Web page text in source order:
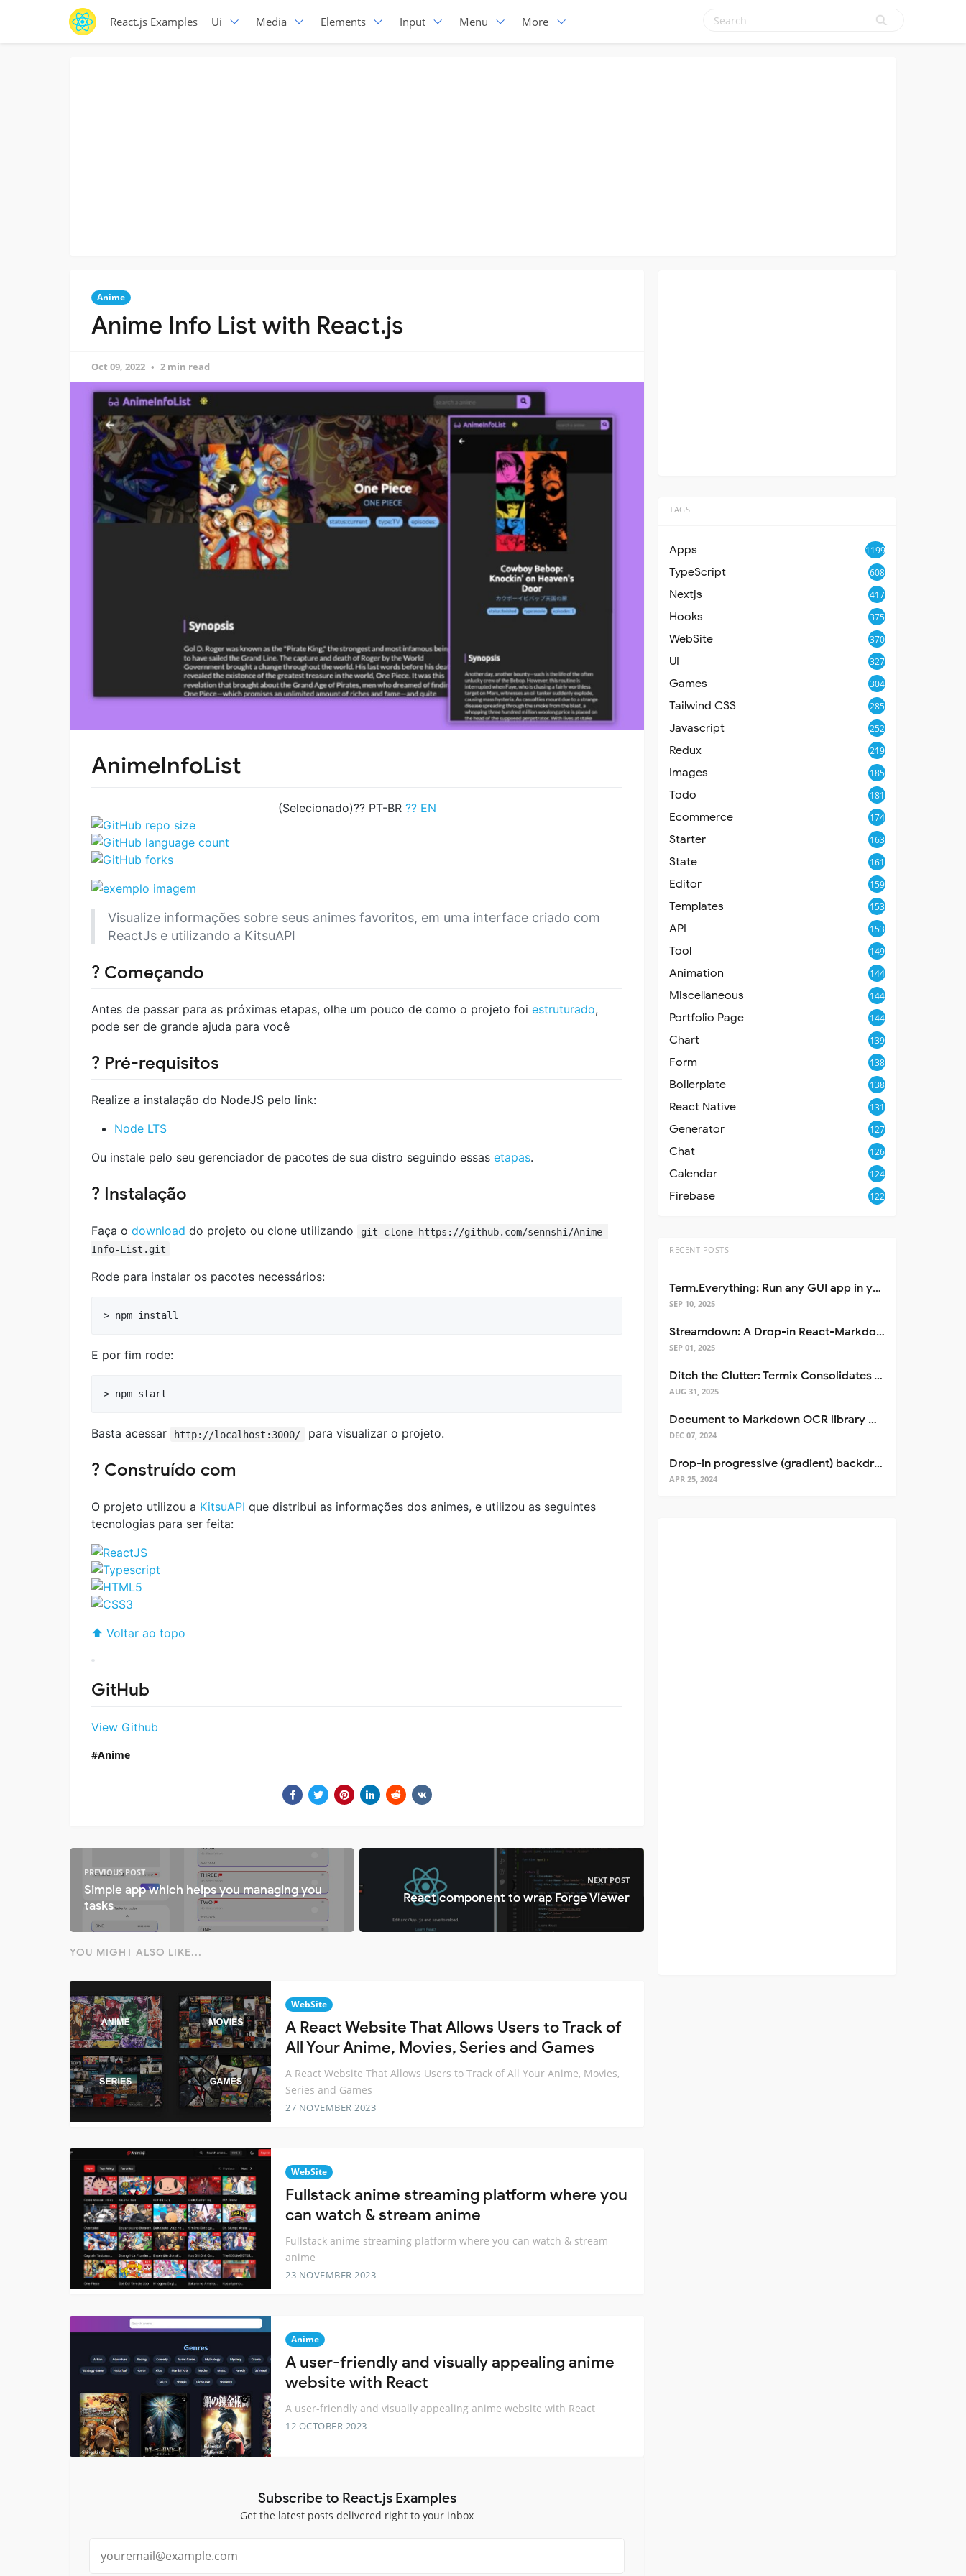
React.js Examples Ui Media Elements Input Menu More
Anime
Anime Info List with React.js
Oct 09, 2022 2 min read
AnimeInfoList
(Selecionado)?? PT-BR ?? EN
Visualize informações sobre seus animes favoritos, em uma interface criado com
ReactJs e utilizando a KitsuAPI
? Começando
Antes de passar para as próximas etapas, olhe um pouco de como o projeto foi estruturado,
pode ser de grande ajuda para você
? Pré-requisitos
Realize a instalação do NodeJS pelo link:
Node LTS
Ou instale pelo seu gerenciador de pacotes de sua distro seguindo essas etapas.
? Instalação
Faça o download do projeto ou clone utilizando
git clone https://github.com/sennshi/Anime-
Info-List.git
Rode para instalar os pacotes necessários:
E por fim rode:
Basta acessar http://localhost:3000/ para visualizar o projeto.
?️ Construído com
O projeto utilizou a KitsuAPI que distribui as informações dos animes, e utilizou as seguintes
tecnologias para ser feita:
⬆ Voltar ao topo
GitHub
View Github
Anime
PREVIOUS POST
Simple app which helps you managing you
tasks
NEXT POST
React component to wrap Forge Viewer
YOU MIGHT ALSO LIKE...
WebSite
A React Website That Allows Users to Track of
All Your Anime, Movies, Series and Games
A React Website That Allows Users to Track of All Your Anime, Movies,
Series and Games
27 NOVEMBER 2023
WebSite
Fullstack anime streaming platform where you
can watch & stream anime
Fullstack anime streaming platform where you can watch & stream
anime
23 NOVEMBER 2023
Anime
A user-friendly and visually appealing anime
website with React
A user-friendly and visually appealing anime website with React
12 OCTOBER 2023
Subscribe to React.js Examples
Get the latest posts delivered right to your inbox
TAGS
Apps 1199
TypeScript 608
Nextjs 417
Hooks 375
WebSite 370
UI 327
Games 304
Tailwind CSS 285
Javascript 252
Redux 219
Images 185
Todo 181
Ecommerce 174
Starter 163
State 161
Editor 159
Templates 153
API 153
Tool 149
Animation 144
Miscellaneous 144
Portfolio Page 144
Chart 139
Form 138
Boilerplate 138
React Native 131
Generator 127
Chat 126
Calendar 124
Firebase 122
RECENT POSTS
Term.Everything: Run any GUI app in your terminal—even over SSH
SEP 10, 2025
Streamdown: A Drop-in React-Markdown Replacement
SEP 01, 2025
Ditch the Clutter: Termix Consolidates Your Entire Server Workflow into One Self-Hosted Platform
AUG 31, 2025
Document to Markdown OCR library with Llama
DEC 07, 2024
Drop-in progressive (gradient) backdrop blur for React
APR 25, 2024